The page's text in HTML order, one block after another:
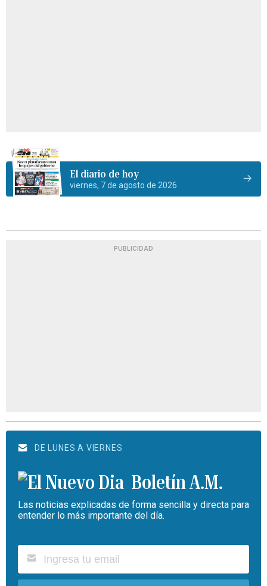
El diario de hoy
viernes, 7 de agosto de 2026
PUBLICIDAD
DE LUNES A VIERNES
Boletín A.M.
Las noticias explicadas de forma sencilla y directa para
entender lo más importante del día.